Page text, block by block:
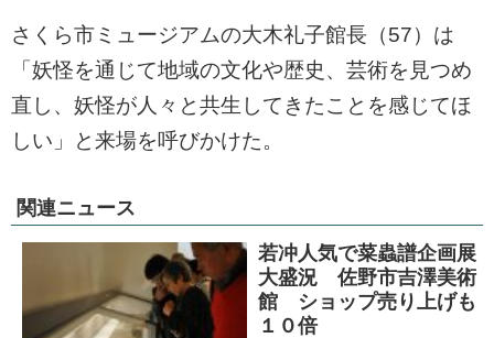
さくら市ミュージアムの大木礼子館長（57）は
「妖怪を通じて地域の文化や歴史、芸術を見つめ
直し、妖怪が人々と共生してきたことを感じてほ
しい」と来場を呼びかけた。
関連ニュース
若冲人気で菜蟲譜企画展
大盛況 佐野市吉澤美術
館 ショップ売り上げも
１０倍